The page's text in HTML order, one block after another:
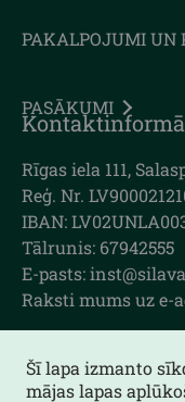
PAKALPOJUMI UN
PASĀKUMI
Rīgas iela 111,
Reģ. Nr.
IBAN:
Tālrunis: 67942555
E-pasts:
Raksti mums uz e-
Šī lapa izmanto
mājas lapas